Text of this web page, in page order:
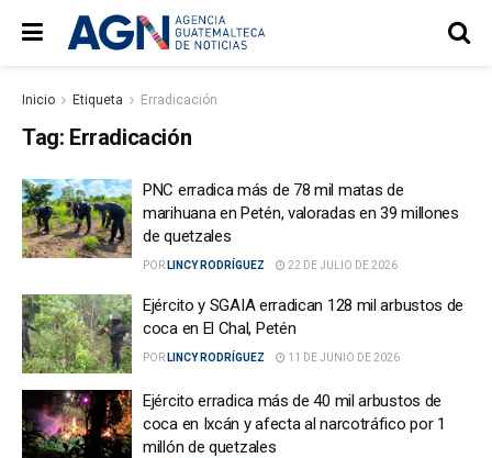
Inicio Etiqueta Erradicación
Tag: Erradicación
PNC erradica más de 78 mil matas de
marihuana en Petén, valoradas en 39 millones
de quetzales
POR LINCY RODRÍGUEZ 22 DE JULIO DE 2026
Ejército y SGAIA erradican 128 mil arbustos de
coca en El Chal, Petén
POR LINCY RODRÍGUEZ 11 DE JUNIO DE 2026
Ejército erradica más de 40 mil arbustos de
coca en Ixcán y afecta al narcotráfico por 1
millón de quetzales